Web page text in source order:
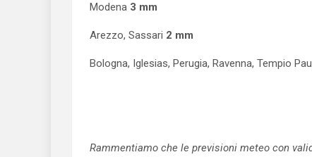
Modena 3 mm
Arezzo, Sassari 2 mm
Bologna, Iglesias, Perugia, Ravenna, Tempio
Rammentiamo che le previsioni meteo con